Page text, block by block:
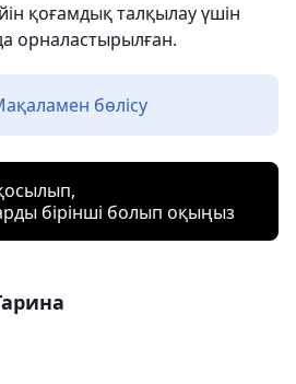
қоғамдық талқылау үшін
орналастырылған.
бөлісу
бірінші болып оқыңыз